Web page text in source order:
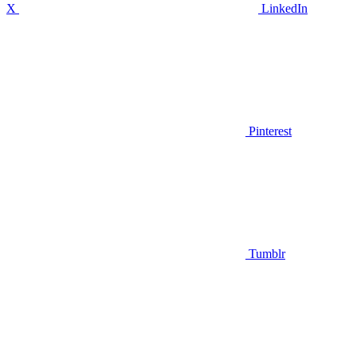
X LinkedIn
Pinterest
Tumblr